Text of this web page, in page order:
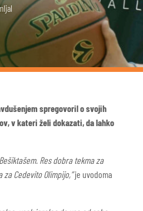
spregovoril o svojih
v kateri želi dokazati, da lahko
Res dobra tekma za
Cedevito Olimpijo,”je uvodoma